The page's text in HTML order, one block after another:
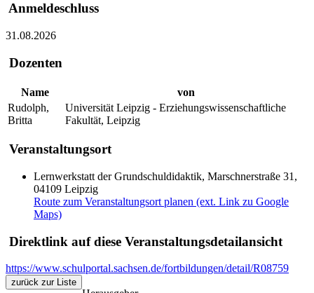
Anmeldeschluss
31.08.2026
Dozenten
Name
von
Rudolph,
Britta
Universität Leipzig - Erziehungswissenschaftliche
Fakultät, Leipzig
Veranstaltungsort
Lernwerkstatt der Grundschuldidaktik, Marschnerstraße 31,
04109 Leipzig
Route zum Veranstaltungsort planen (ext. Link zu Google
Maps)
Direktlink auf diese Veranstaltungsdetailansicht
https://www.schulportal.sachsen.de/fortbildungen/detail/R08759
zurück zur Liste